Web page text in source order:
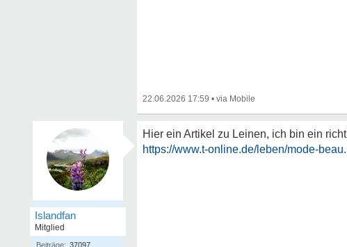
22.06.2026 17:59 •
Islandfan
Mitglied
Beiträge: 37097
Hier ein Artikel zu Leinen, ich bin ein
https://www.t-online.de/leben/mode-